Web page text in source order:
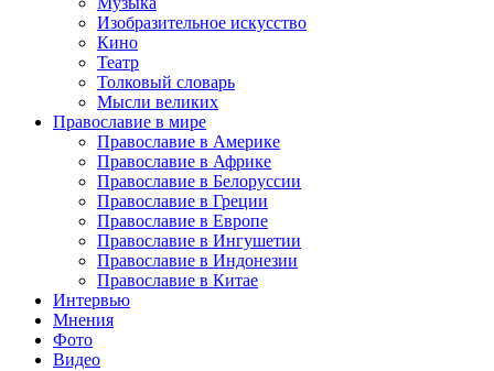
Изобразительное искусство
Кино
Театр
Толковый словарь
Мысли великих
Православие в мире
Православие в Америке
Православие в Африке
Православие в Белоруссии
Православие в Греции
Православие в Европе
Православие в Ингушетии
Православие в Индонезии
Православие в Китае
Интервью
Мнения
Фото
Видео